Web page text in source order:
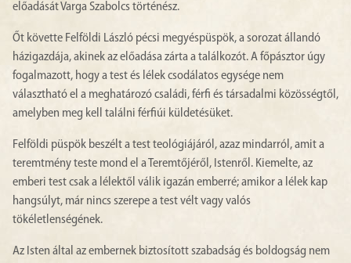
előadását Varga Szabolcs történész.
Őt követte Felföldi László pécsi megyéspüspök, a sorozat állandó
házigazdája, akinek az előadása zárta a találkozót. A főpásztor úgy
fogalmazott, hogy a test és lélek csodálatos egysége nem
választható el a meghatározó családi, férfi és társadalmi közösségtől,
amelyben meg kell találni férfiúi küldetésüket.
Felföldi püspök beszélt a test teológiájáról, azaz mindarról, amit a
teremtmény teste mond el a Teremtőjéről, Istenről. Kiemelte, az
emberi test csak a lélektől válik igazán emberré; amikor a lélek kap
hangsúlyt, már nincs szerepe a test vélt vagy valós
tökéletlenségének.
Az Isten által az embernek biztosított szabadság és boldogság nem